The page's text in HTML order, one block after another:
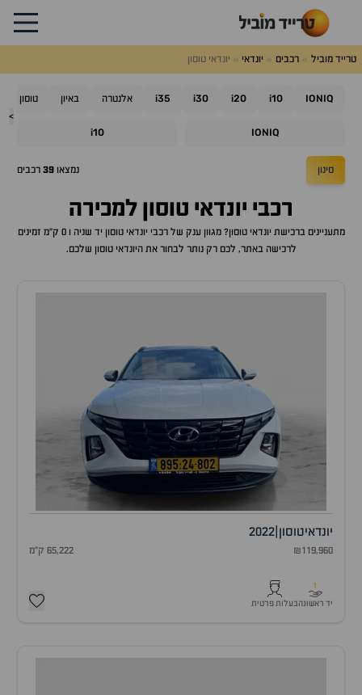
טרייד מוביל רכבים יונדאי יונדאי טוסון
>
IONIQ
i10
i20
i30
i35 אלנטרה באיון טוסון
IONIQ
i10
סינון נמצאו 39 רכבים
רכבי יונדאי טוסון למכירה
מתעניינים ברכישת יונדאי טוסון? מגוון ענק של רכבי יונדאי טוסון
יד שניה ו 0 ק"מ זמינים
לרכישה באתר, לכם רק נותר לבחור את היונדאי טוסון שלכם.
יונדאיטוסון 2022
₪119,960 65,222 ק"מ
1
יד ראשונהבעלות פרטית